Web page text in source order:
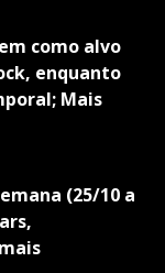
como alvo
enquanto
Mais
(25/10 a